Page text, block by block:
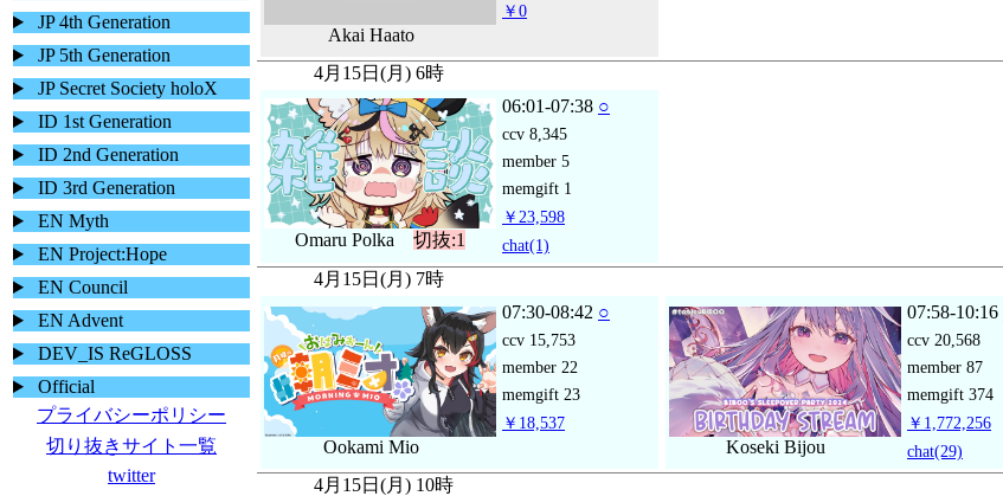
JP 4th Generation
JP 5th Generation
JP Secret Society holoX
ID 1st Generation
ID 2nd Generation
ID 3rd Generation
EN Myth
EN Project:Hope
EN Council
EN Advent
DEV_IS ReGLOSS
Official
プライバシーポリシー
切り抜きサイト一覧
twitter
Akai Haato
￥0
4月15日(月) 6時
Omaru Polka 切抜:1
06:01-07:38 ○
ccv 8,345
member 5
memgift 1
￥23,598
chat(1)
4月15日(月) 7時
Ookami Mio
07:30-08:42 ○
ccv 15,753
member 22
memgift 23
￥18,537
Koseki Bijou
07:58-10:16
ccv 20,568
member 87
memgift 374
￥1,772,256
chat(29)
4月15日(月) 10時